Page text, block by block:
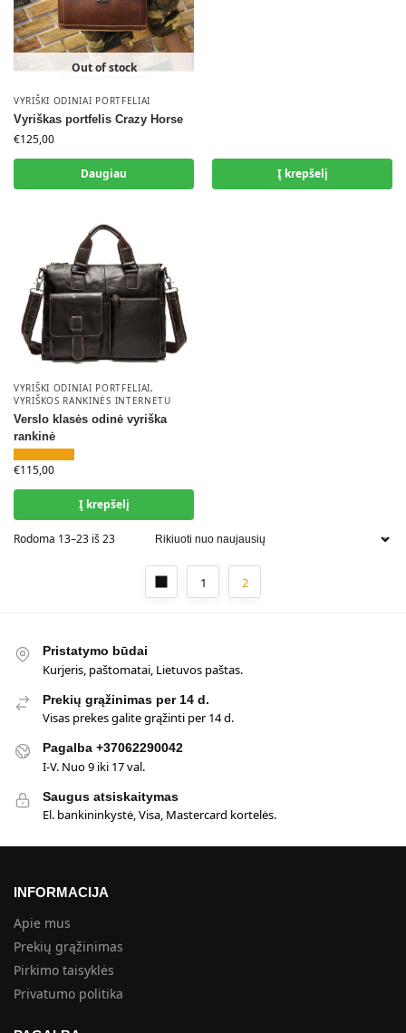
Out of stock
VYRIŠKI ODINIAI PORTFELIAI
Vyriškas portfelis Crazy Horse
€125,00
Daugiau Į krepšelį
VYRIŠKI ODINIAI PORTFELIAI,
VYRIŠKOS RANKINĖS INTERNETU
Verslo klasės odinė vyriška
rankinė
€115,00
Į krepšelį
Rodoma 13–23 iš 23
1 2
Pristatymo būdai
Kurjeris, paštomatai, Lietuvos paštas.
Prekių grąžinimas per 14 d.
Visas prekes galite grąžinti per 14 d.
Pagalba +37062290042
I-V. Nuo 9 iki 17 val.
Saugus atsiskaitymas
El. bankininkystė, Visa, Mastercard kortelės.
INFORMACIJA
Apie mus
Prekių grąžinimas
Pirkimo taisyklės
Privatumo politika